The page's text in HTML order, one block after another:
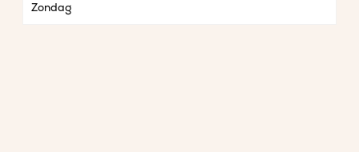
Zondag